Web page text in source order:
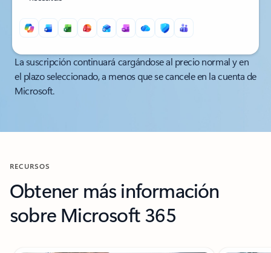
Volver a las pestañas
La suscripción continuará cargándose al precio normal y en
el plazo seleccionado, a menos que se cancele en la cuenta de
Microsoft.
RECURSOS
Obtener más información
sobre Microsoft 365